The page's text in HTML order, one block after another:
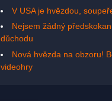
V USA je hvězdou,
Nejsem žádný
důchodu
Nová hvězda na obzoru!
videohry